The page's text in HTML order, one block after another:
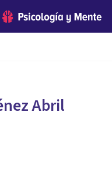
Abril